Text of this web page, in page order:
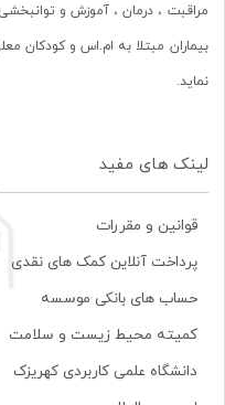
بیماران مبتلا به ام.اس و کودکان
نماید.
لینک های مفید
قوانین و مقررات
پرداخت آنلاین کمک های نقدی
حساب های بانکی موسسه
کمیته محیط زیست و سلامت
دانشگاه علمی کاربردی کهریزک